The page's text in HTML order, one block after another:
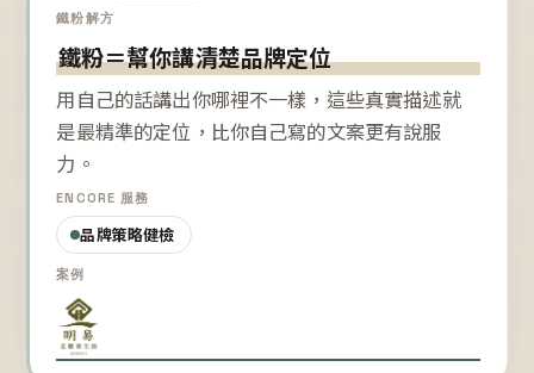
鐵粉解方
鐵粉＝幫你講清楚品牌定位
用自己的話講出你哪裡不一樣，這些真實描述就
是最精準的定位，比你自己寫的文案更有說服
力。
ENCORE 服務
品牌策略健檢
案例